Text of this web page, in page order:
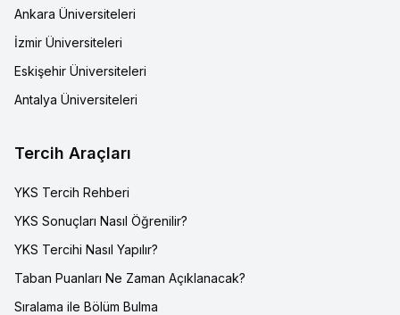
Ankara Üniversiteleri
İzmir Üniversiteleri
Eskişehir Üniversiteleri
Antalya Üniversiteleri
Tercih Araçları
YKS Tercih Rehberi
YKS Sonuçları Nasıl Öğrenilir?
YKS Tercihi Nasıl Yapılır?
Taban Puanları Ne Zaman Açıklanacak?
Sıralama ile Bölüm Bulma